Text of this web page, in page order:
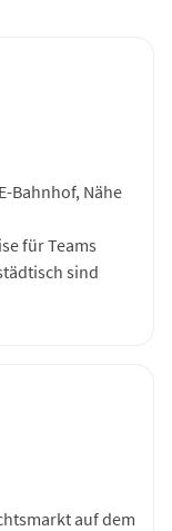
Bahnhof, Nähe
für Teams
sind
auf dem